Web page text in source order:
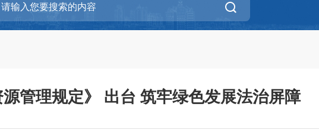
源管理规定》 出台 筑牢绿色发展法治屏障